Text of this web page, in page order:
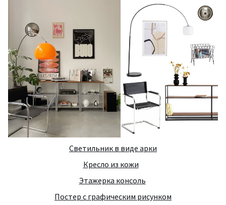
Светильник в виде арки
Кресло из кожи
Этажерка консоль
Постер с графическим рисунком